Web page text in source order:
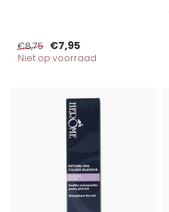
€8,75 €7,95
Niet op voorraad